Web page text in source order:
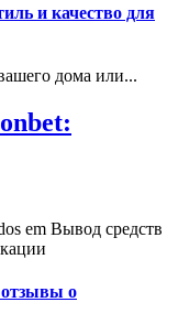
и качество для
дома или...
em Вывод средств
отзывы о